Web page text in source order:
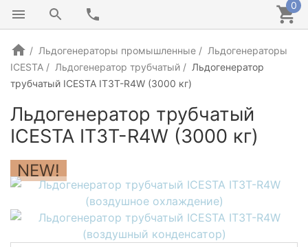
0
Льдогенераторы промышленные
Льдогенераторы
ICESTA
Льдогенератор трубчатый
Льдогенератор
трубчатый ICESTA IT3T-R4W (3000 кг)
Льдогенератор трубчатый
ICESTA IT3T-R4W (3000 кг)
NEW!